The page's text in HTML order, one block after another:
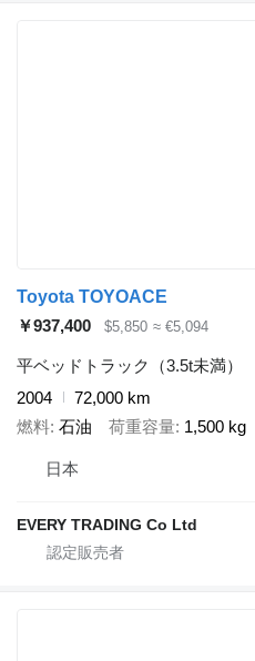
Toyota TOYOACE
￥937,400
$5,850 ≈ €5,094
平ベッドトラック（3.5t未満）
2004
72,000 km
燃料 石油 荷重容量 1,500 kg
日本
EVERY TRADING Co Ltd